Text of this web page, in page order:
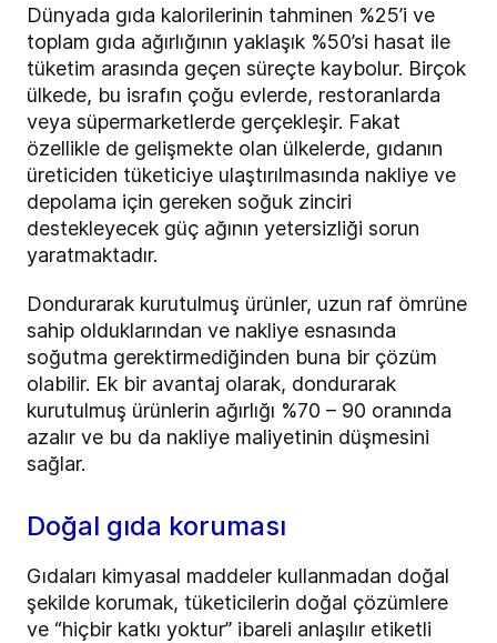
Dünyada gıda kalorilerinin tahminen %25’i ve
toplam gıda ağırlığının yaklaşık %50’si hasat ile
tüketim arasında geçen süreçte kaybolur. Birçok
ülkede, bu israfın çoğu evlerde, restoranlarda
veya süpermarketlerde gerçekleşir. Fakat
özellikle de gelişmekte olan ülkelerde, gıdanın
üreticiden tüketiciye ulaştırılmasında nakliye ve
depolama için gereken soğuk zinciri
destekleyecek güç ağının yetersizliği sorun
yaratmaktadır.
Dondurarak kurutulmuş ürünler, uzun raf ömrüne
sahip olduklarından ve nakliye esnasında
soğutma gerektirmediğinden buna bir çözüm
olabilir. Ek bir avantaj olarak, dondurarak
kurutulmuş ürünlerin ağırlığı %70 – 90 oranında
azalır ve bu da nakliye maliyetinin düşmesini
sağlar.
Doğal gıda koruması
Gıdaları kimyasal maddeler kullanmadan doğal
şekilde korumak, tüketicilerin doğal çözümlere
ve “hiçbir katkı yoktur” ibareli anlaşılır etiketli